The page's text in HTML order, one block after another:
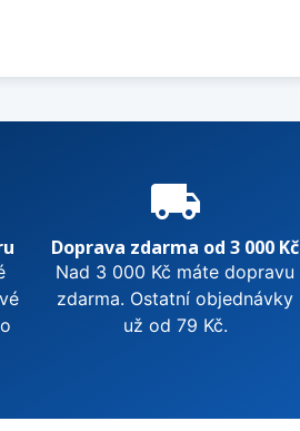
local_shipping
Doprava zdarma od 3 000 Kč
Nad 3 000 Kč máte dopravu
zdarma. Ostatní objednávky
už od 79 Kč.